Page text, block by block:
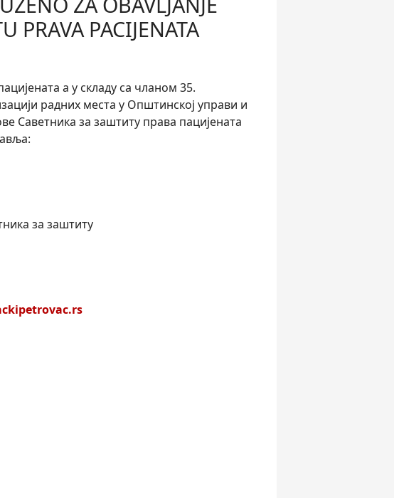
PRAVA PACIJENATA
а у складу са чланом 35.
радних места у Општинској управи и
Саветника за заштиту права пацијената
за заштиту